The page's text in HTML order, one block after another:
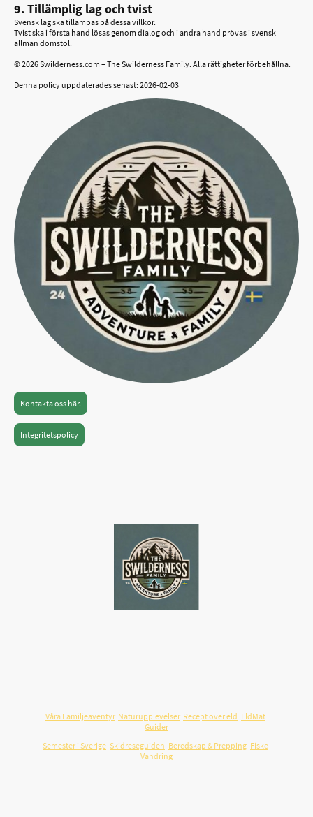
9. Tillämplig lag och tvist
Svensk lag ska tillämpas på dessa villkor.
Tvist ska i första hand lösas genom dialog och i andra hand prövas i svensk
allmän domstol.
© 2026 Swilderness.com – The Swilderness Family. Alla rättigheter förbehållna.
Denna policy uppdaterades senast: 2026-02-03
Kontakta oss här.
Integritetspolicy
Våra Familjeäventyr, Naturupplevelser, Recept över eld EldMat
Guider
Semester i Sverige Skidreseguiden Beredskap & Prepping Fiske
Vandring